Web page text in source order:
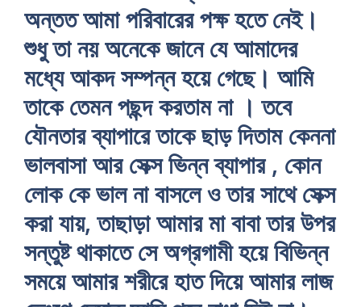
অন্তত আমা পরিবারের পক্ষ হতে নেই।
শুধু তা নয় অনেকে জানে যে আমাদের
মধ্যে আকদ সম্পন্ন হয়ে গেছে। আমি
তাকে তেমন পছন্দ করতাম না । তবে
যৌনতার ব্যাপারে তাকে ছাড় দিতাম কেননা
ভালবাসা আর সেক্স ভিন্ন ব্যাপার , কোন
লোক কে ভাল না বাসলে ও তার সাথে সেক্স
করা যায়, তাছাড়া আমার মা বাবা তার উপর
সন্তুষ্ট থাকাতে সে অগ্রগামী হয়ে বিভিন্ন
সময়ে আমার শরীরে হাত দিয়ে আমার লাজ